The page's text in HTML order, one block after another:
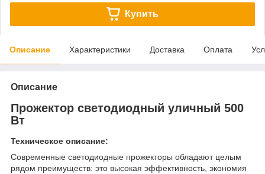
Купить
Описание Характеристики Доставка Оплата
Описание
Прожектор светодиодный уличный 500
Вт
Техническое описание:
Современные светодиодные прожекторы обладают целым
рядом преимуществ: это высокая эффективность, экономия